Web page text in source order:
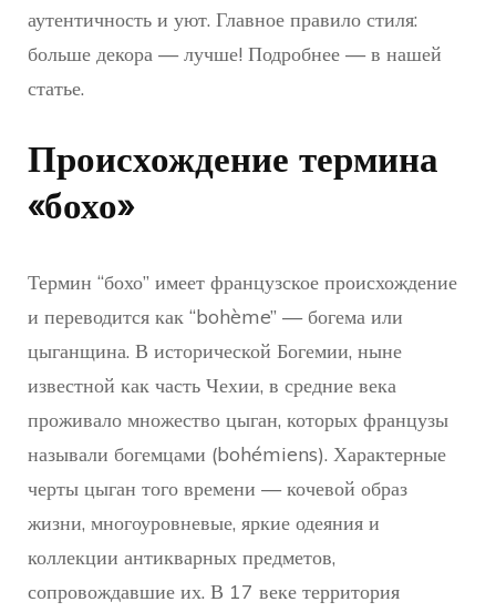
аутентичность и уют. Главное правило стиля:
больше декора — лучше! Подробнее — в нашей
статье.
Происхождение термина
«бохо»
Термин “бохо” имеет французское происхождение
и переводится как “bohème” — богема или
цыганщина. В исторической Богемии, ныне
известной как часть Чехии, в средние века
проживало множество цыган, которых французы
называли богемцами (bohémiens). Характерные
черты цыган того времени — кочевой образ
жизни, многоуровневые, яркие одеяния и
коллекции антикварных предметов,
сопровождавшие их. В 17 веке территория